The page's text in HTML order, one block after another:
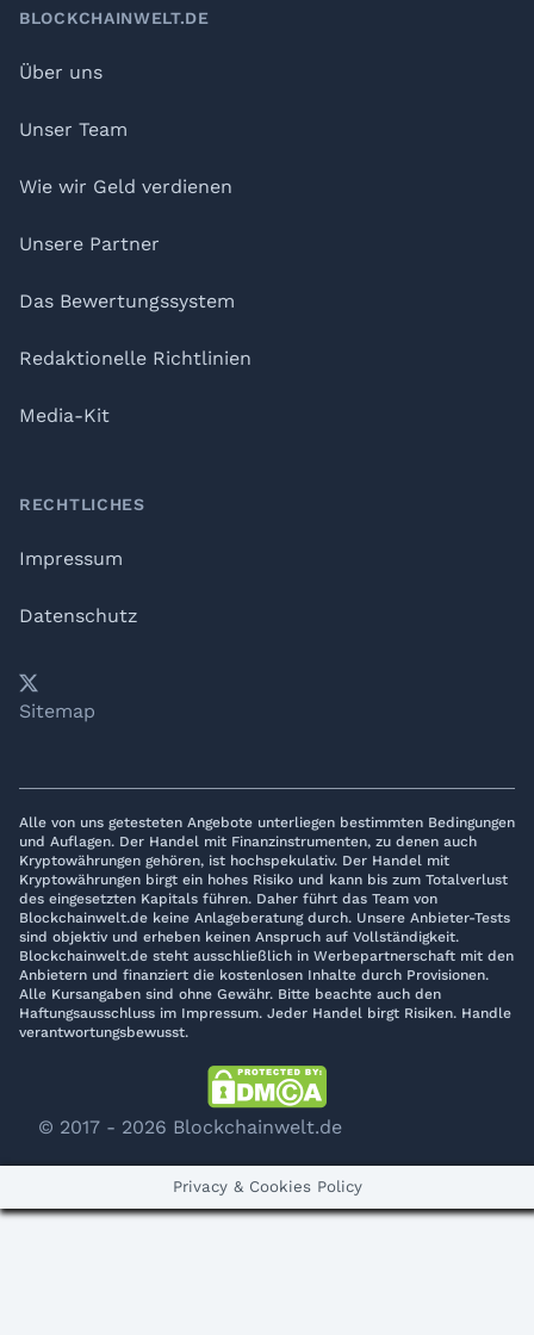
BLOCKCHAINWELT.DE
Über uns
Unser Team
Wie wir Geld verdienen
Unsere Partner
Das Bewertungssystem
Redaktionelle Richtlinien
Media-Kit
RECHTLICHES
Impressum
Datenschutz
YouTube
𝕏LinkedIn
Telegram
Sitemap
Alle von uns getesteten Angebote unterliegen bestimmten Bedingungen
und Auflagen. Der Handel mit Finanzinstrumenten, zu denen auch
Kryptowährungen gehören, ist hochspekulativ. Der Handel mit
Kryptowährungen birgt ein hohes Risiko und kann bis zum Totalverlust
des eingesetzten Kapitals führen. Daher führt das Team von
Blockchainwelt.de keine Anlageberatung durch. Unsere Anbieter-Tests
sind objektiv und erheben keinen Anspruch auf Vollständigkeit.
Blockchainwelt.de steht ausschließlich in Werbepartnerschaft mit den
Anbietern und finanziert die kostenlosen Inhalte durch Provisionen.
Alle Kursangaben sind ohne Gewähr. Bitte beachte auch den
Haftungsausschluss im Impressum. Jeder Handel birgt Risiken. Handle
verantwortungsbewusst.
© 2017 - 2026 Blockchainwelt.de
Privacy & Cookies Policy